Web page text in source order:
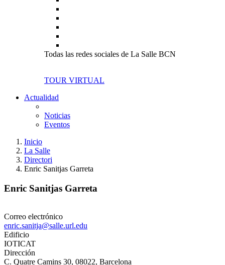
Todas las redes sociales de La Salle BCN
TOUR VIRTUAL
Actualidad
Noticias
Eventos
Inicio
La Salle
Directori
Enric Sanitjas Garreta
Enric Sanitjas Garreta
Correo electrónico
enric.sanitja@salle.url.edu
Edificio
IOTICAT
Dirección
C. Quatre Camins 30, 08022, Barcelona